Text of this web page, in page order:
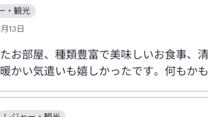
・観光
13日
お部屋、種類豊富で美味しいお食事、
かい気遣いも嬉しかったです。何もか